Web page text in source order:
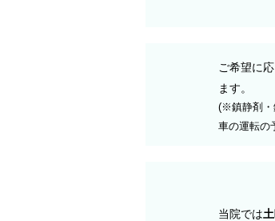
ご希望に応
ます。
(※鎮静剤・
車の運転の
当院では